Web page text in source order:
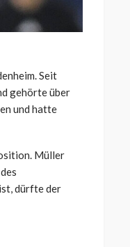
Seit
gehörte über
und hatte
Müller
dürfte der